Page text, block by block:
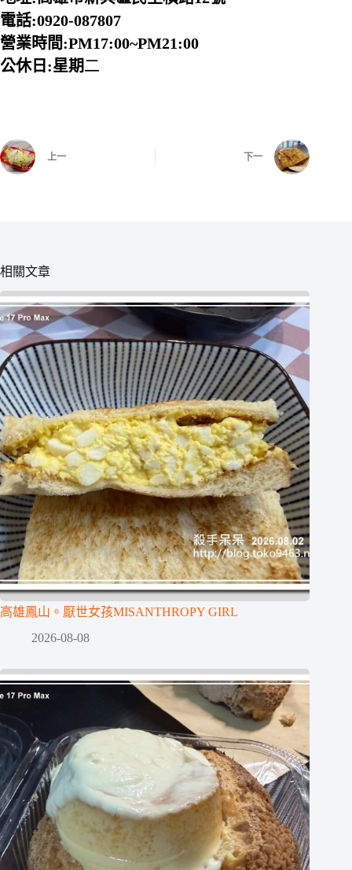
電話:0920-087807
營業時間:PM17:00~PM21:00
公休日:星期二
上一 下一
相關文章
高雄鳳山。厭世女孩MISANTHROPY GIRL
2026-08-08